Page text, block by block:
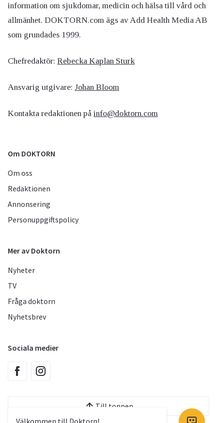
Välkommen till Doktorn!
information om sjukdomar, medicin och hälsa till vård och
allmänhet. DOKTORN.com ägs av Add Health Media AB
som grundades 1999.
Chefredaktör: Rebecka Kaplan Sturk
Ansvarig utgivare: Johan Bloom
Kontakta redaktionen på info@doktorn.com
Om DOKTORN
Om oss
Redaktionen
Annonsering
Personuppgiftspolicy
Mer av Doktorn
Nyheter
TV
Fråga doktorn
Nyhetsbrev
Sociala medier
Till toppen